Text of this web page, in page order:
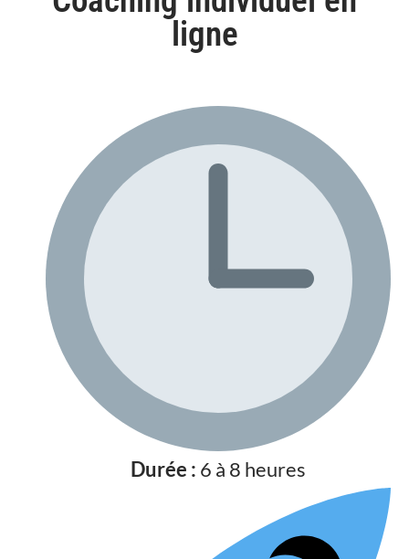
ligne
Durée : 6 à 8 heures